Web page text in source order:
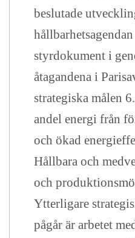
beslutade
styrdokument i
åtagandena i
strategiska målen
andel energi från
och ökad
Hållbara och
och
Ytterligare
pågår är arbetet